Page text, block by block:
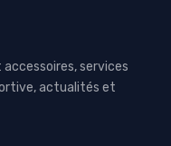
services
actualités et